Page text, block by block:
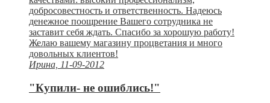
добросовестность и ответственность. Надеюсь
денежное поощрение Вашего сотрудника не
заставит себя ждать. Спасибо за хорошую работу!
Желаю вашему магазину процветания и много
довольных клиентов!
Ирина, 11-09-2012
"Купили- не ошиблись!"